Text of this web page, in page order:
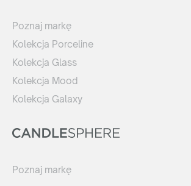
Poznaj markę
Kolekcja Porceline
Kolekcja Glass
Kolekcja Mood
Kolekcja Galaxy
Poznaj markę